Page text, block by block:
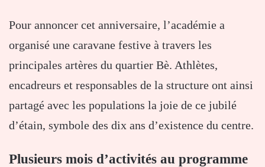
Pour annoncer cet anniversaire, l’académie a
organisé une caravane festive à travers les
principales artères du quartier Bè. Athlètes,
encadreurs et responsables de la structure ont ainsi
partagé avec les populations la joie de ce jubilé
d’étain, symbole des dix ans d’existence du centre.
Plusieurs mois d’activités au programme